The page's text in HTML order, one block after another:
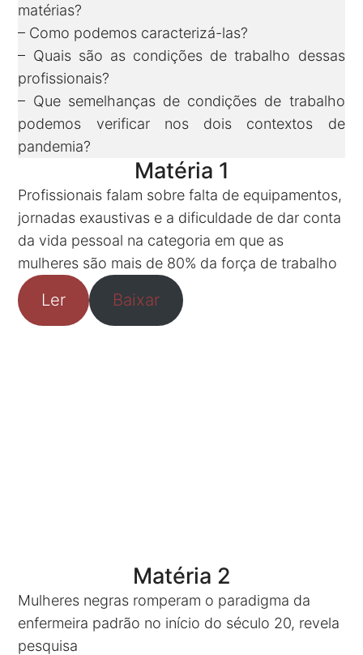
matérias?
– Como podemos caracterizá-las?
– Quais são as condições de trabalho dessas
profissionais?
– Que semelhanças de condições de trabalho
podemos verificar nos dois contextos de
pandemia?
Matéria 1
Profissionais falam sobre falta de equipamentos,
jornadas exaustivas e a dificuldade de dar conta
da vida pessoal na categoria em que as
mulheres são mais de 80% da força de trabalho
Ler Baixar
Matéria 2
Mulheres negras romperam o paradigma da
enfermeira padrão no início do século 20, revela
pesquisa